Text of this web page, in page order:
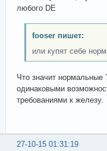
любого DE
fooser пишет:
или купят себе
Что значит
одинаковыми
требованиями к железу.
27-10-15 01:31:19